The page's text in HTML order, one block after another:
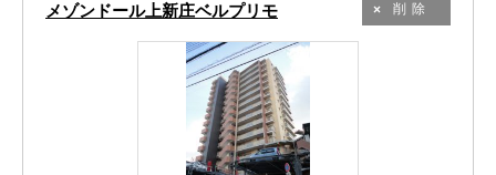
メゾンドール上新庄ベルプリモ 削除